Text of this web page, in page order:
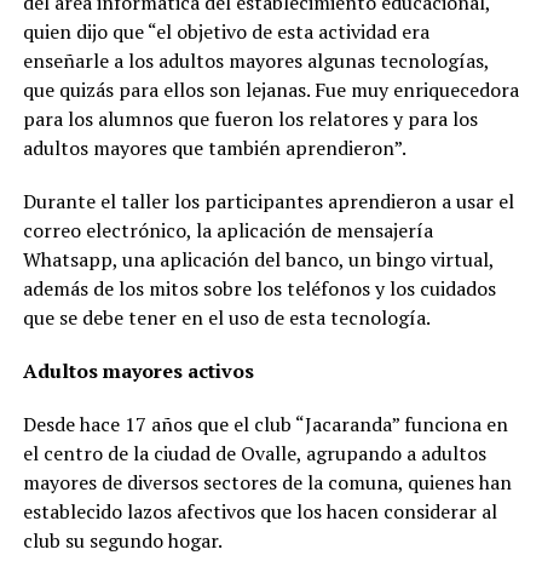
quien dijo que “el objetivo de esta actividad era
enseñarle a los adultos mayores algunas tecnologías,
que quizás para ellos son lejanas. Fue muy enriquecedora
para los alumnos que fueron los relatores y para los
adultos mayores que también aprendieron”.
Durante el taller los participantes aprendieron a usar el
correo electrónico, la aplicación de mensajería
Whatsapp, una aplicación del banco, un bingo virtual,
además de los mitos sobre los teléfonos y los cuidados
que se debe tener en el uso de esta tecnología.
Adultos mayores activos
Desde hace 17 años que el club “Jacaranda” funciona en
el centro de la ciudad de Ovalle, agrupando a adultos
mayores de diversos sectores de la comuna, quienes han
establecido lazos afectivos que los hacen considerar al
club su segundo hogar.